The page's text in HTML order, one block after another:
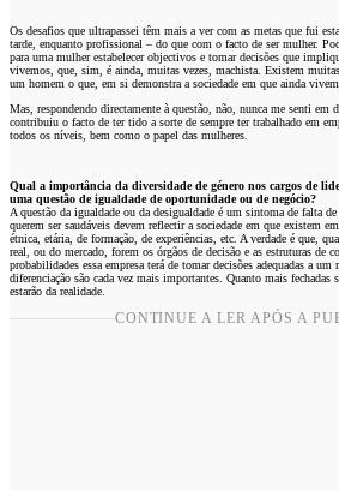
Os desafios que ultrapassei têm mais a ver com as metas que fui
tarde, enquanto profissional – do que com o facto de ser mulher.
para uma mulher estabelecer objectivos e tomar decisões que
vivemos, que, sim, é ainda, muitas vezes, machista. Existem
um homem o que, em si demonstra a sociedade em que ainda
Mas, respondendo directamente à questão, não, nunca me senti em
contribuiu o facto de ter tido a sorte de sempre ter trabalhado em
todos os níveis, bem como o papel das mulheres.
Qual a importância da diversidade de género nos cargos de
uma questão de igualdade de oportunidade ou de negócio?
A questão da igualdade ou da desigualdade é um sintoma de falta
querem ser saudáveis devem reflectir a sociedade em que existem
étnica, etária, de formação, de experiências, etc. A verdade é que,
real, ou do mercado, forem os órgãos de decisão e as estruturas de
probabilidades essa empresa terá de tomar decisões adequadas a um
diferenciação são cada vez mais importantes. Quanto mais fechadas
estarão da realidade.
CONTINUE A LER APÓS A